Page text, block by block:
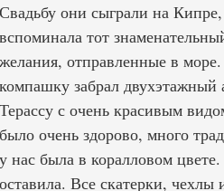
Свадьбу они сыграли на
вспоминала тот
желания, отправленные в
компашку забрал
Терассу с очень красивым
было очень здорово, много
у нас была в коралловом
оставила. Все скатерки,